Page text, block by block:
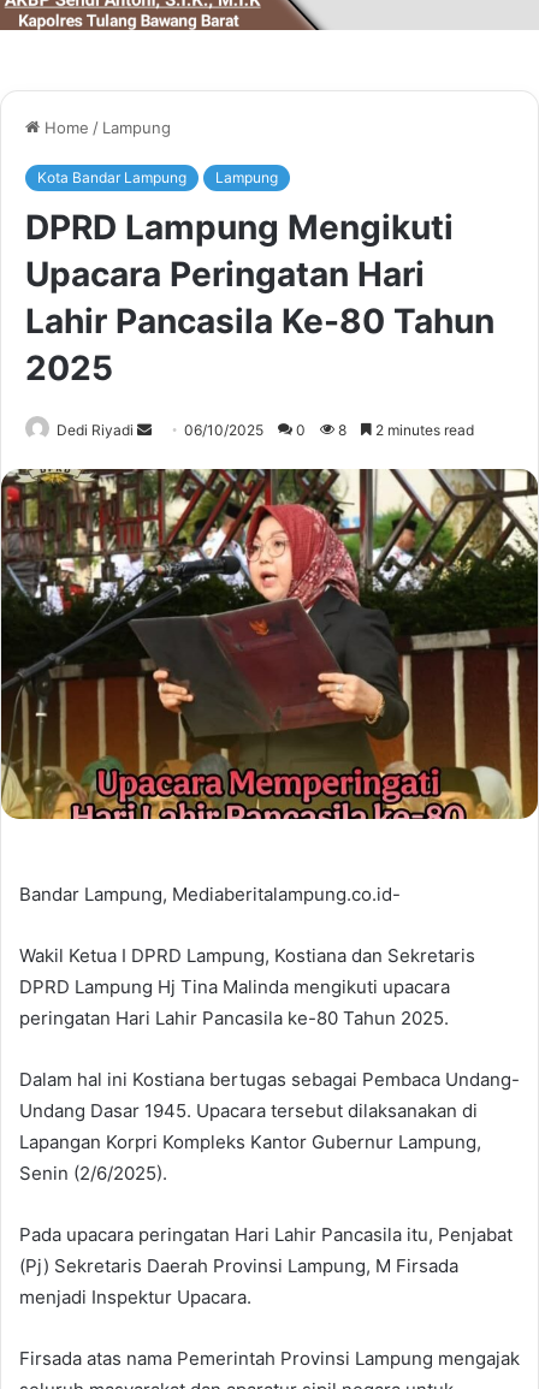
Home / Lampung
Kota Bandar Lampung Lampung
DPRD Lampung Mengikuti
Upacara Peringatan Hari
Lahir Pancasila Ke-80 Tahun
2025
Dedi Riyadi
Send
email
06/10/2025 0 8 2 minutes read
Bandar Lampung, Mediaberitalampung.co.id-
Wakil Ketua I DPRD Lampung, Kostiana dan Sekretaris
DPRD Lampung Hj Tina Malinda mengikuti upacara
peringatan Hari Lahir Pancasila ke-80 Tahun 2025.
Dalam hal ini Kostiana bertugas sebagai Pembaca Undang-
Undang Dasar 1945. Upacara tersebut dilaksanakan di
Lapangan Korpri Kompleks Kantor Gubernur Lampung,
Senin (2/6/2025).
Pada upacara peringatan Hari Lahir Pancasila itu, Penjabat
(Pj) Sekretaris Daerah Provinsi Lampung, M Firsada
menjadi Inspektur Upacara.
Firsada atas nama Pemerintah Provinsi Lampung mengajak